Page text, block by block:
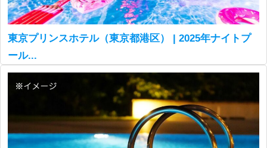
東京プリンスホテル（東京都港区） | 2025年ナイトプ
ール...